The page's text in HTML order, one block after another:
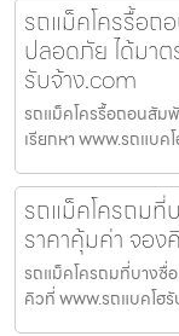
รถแม็คโครรื้อถ
ปลอดภัย ได้มาต
รับจ้าง.com
รถแม็คโครรื้อถอนสัม
เรียกหา www.รถแบค
รถแม็คโครถมที่
ราคาคุ้มค่า จอ
รถแม็คโครถมที่บางซื่
คิวที่ www.รถแบคโฮ